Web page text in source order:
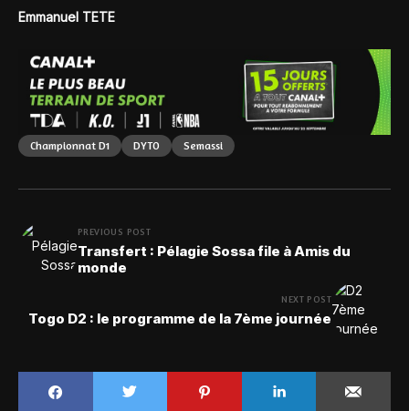
Emmanuel TETE
Championnat D1 DYTO Semassi
PREVIOUS POST
Transfert : Pélagie Sossa file à Amis du
monde
NEXT POST
Togo D2 : le programme de la 7ème journée